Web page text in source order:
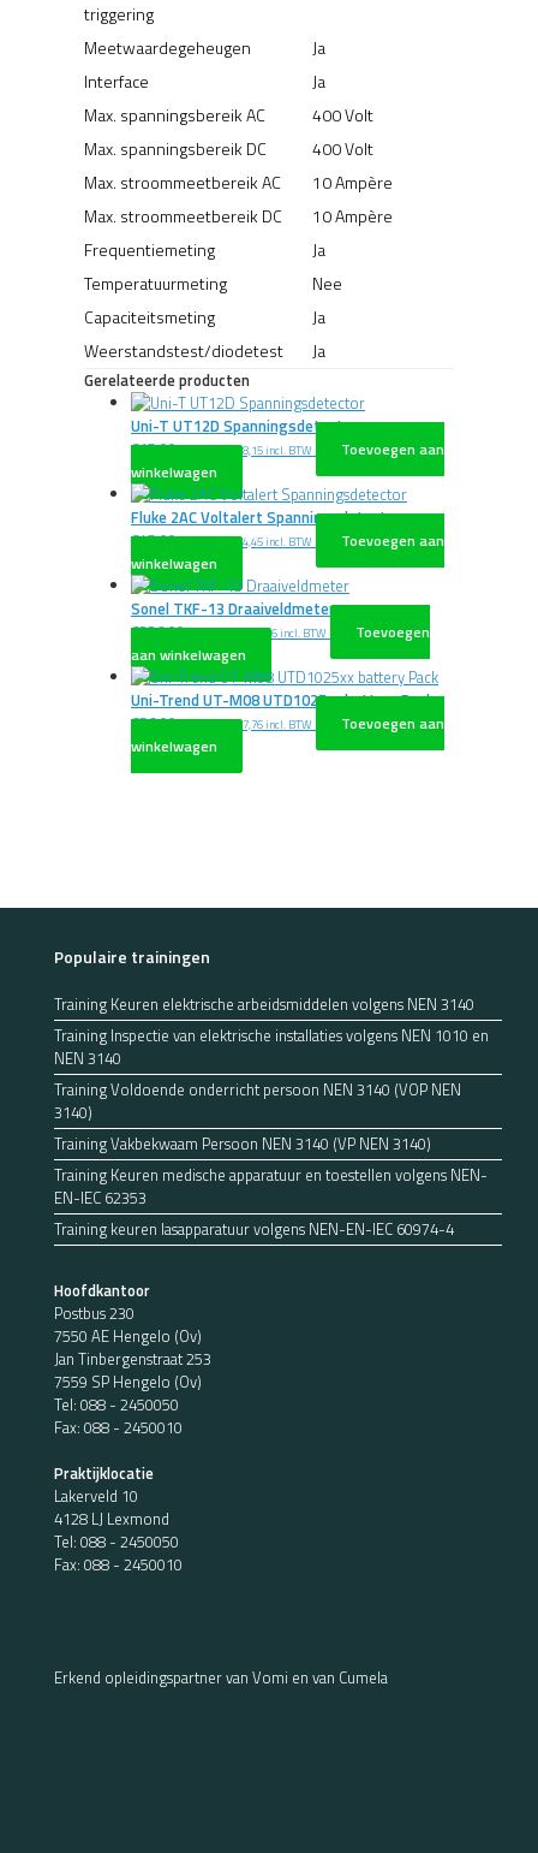
triggering
Meetwaardegeheugen
Ja
Interface
Ja
Max. spanningsbereik AC
400 Volt
Max. spanningsbereik DC
400 Volt
Max. stroommeetbereik AC
10 Ampère
Max. stroommeetbereik DC
10 Ampère
Frequentiemeting
Ja
Temperatuurmeting
Nee
Capaciteitsmeting
Ja
Weerstandstest/diodetest
Ja
Gerelateerde producten
Uni-T UT12D Spanningsdetector
€15,00 excl. BTW€18,15 incl. BTW
Toevoegen aan
winkelwagen
Fluke 2AC Voltalert Spanningsdetector
€45,00 excl. BTW€54,45 incl. BTW
Toevoegen aan
winkelwagen
Sonel TKF-13 Draaiveldmeter
€226,00 excl. BTW€273,46 incl. BTW
Toevoegen
aan winkelwagen
Uni-Trend UT-M08 UTD1025xx battery Pack
€56,00 excl. BTW€67,76 incl. BTW
Toevoegen aan
winkelwagen
Populaire trainingen
Training Keuren elektrische arbeidsmiddelen volgens NEN 3140
Training Inspectie van elektrische installaties volgens NEN 1010 en
NEN 3140
Training Voldoende onderricht persoon NEN 3140 (VOP NEN
3140)
Training Vakbekwaam Persoon NEN 3140 (VP NEN 3140)
Training Keuren medische apparatuur en toestellen volgens NEN-
EN-IEC 62353
Training keuren lasapparatuur volgens NEN-EN-IEC 60974-4
Hoofdkantoor
Postbus 230
7550 AE Hengelo (Ov)
Jan Tinbergenstraat 253
7559 SP Hengelo (Ov)
Tel: 088 - 2450050
Fax: 088 - 2450010
Praktijklocatie
Lakerveld 10
4128 LJ Lexmond
Tel: 088 - 2450050
Fax: 088 - 2450010
Erkend opleidingspartner van Vomi en van Cumela